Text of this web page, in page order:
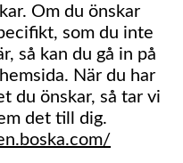
Om du önskar
som du inte
så kan du gå in på
När du har
du önskar, så tar vi
det till dig.